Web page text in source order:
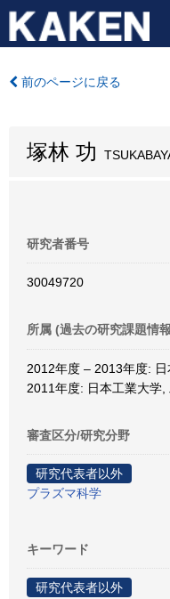
前のページに戻る
塚林 功
研究者番号
30049720
所属 (過去の研究課題情
2012年度 – 2013年度:
2011年度: 日本工業大学,
審査区分/研究分野
研究代表者以外
プラズマ科学
キーワード
研究代表者以外